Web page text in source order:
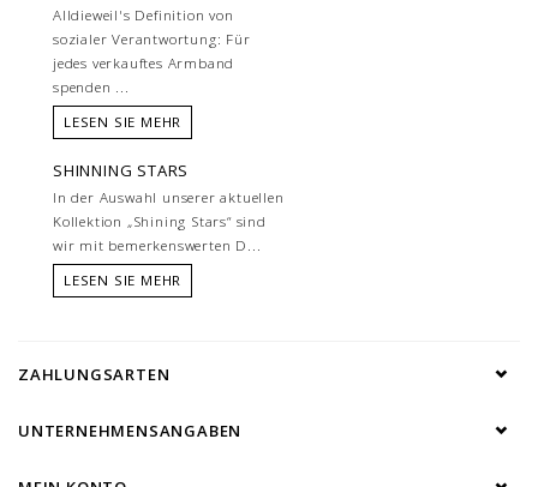
Alldieweil's Definition von
sozialer Verantwortung: Für
jedes verkauftes Armband
spenden ...
LESEN SIE MEHR
SHINNING STARS
In der Auswahl unserer aktuellen
Kollektion „Shining Stars“ sind
wir mit bemerkenswerten D...
LESEN SIE MEHR
ZAHLUNGSARTEN
UNTERNEHMENSANGABEN